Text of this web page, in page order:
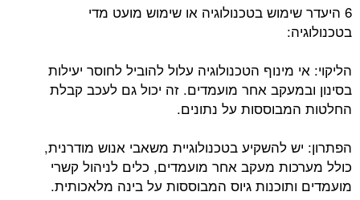
6 היעדר שימוש בטכנולוגיה או שימוש מועט מדי
בטכנולוגיה:
הליקוי: אי מינוף הטכנולוגיה עלול להוביל לחוסר יעילות
בסינון ובמעקב אחר מועמדים. זה יכול גם לעכב קבלת
החלטות המבוססות על נתונים.
הפתרון: יש להשקיע בטכנולוגיית משאבי אנוש מודרנית,
כולל מערכות מעקב אחר מועמדים, כלים לניהול קשרי
מועמדים ותוכנות גיוס המבוססות על בינה מלאכותית.